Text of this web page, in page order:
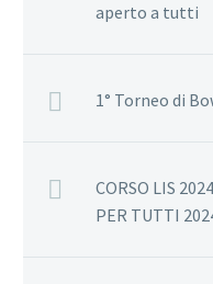
aperto a tutti
1° Torneo di
CORSO LIS
PER TUTTI